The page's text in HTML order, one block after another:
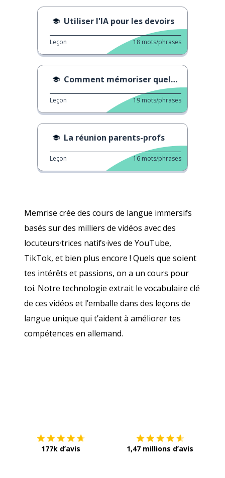
Memrise crée des cours de langue immersifs
basés sur des milliers de vidéos avec des
locuteurs·trices natifs·ives de YouTube,
TikTok, et bien plus encore ! Quels que soient
tes intérêts et passions, on a un cours pour
toi. Notre technologie extrait le vocabulaire clé
de ces vidéos et l’emballe dans des leçons de
langue unique qui t’aident à améliorer tes
compétences en allemand.
Utiliser l'IA pour les devoirs
Leçon 18 mots/phrases
Comment mémoriser quelque chose
Leçon 19 mots/phrases
La réunion parents-profs
Leçon 16 mots/phrases
177k d’avis 1,47 millions d’avis